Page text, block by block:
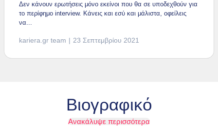
Δεν κάνουν ερωτήσεις μόνο εκείνοι που θα σε υποδεχθούν για
το περίφημο interview. Κάνεις και εσύ και μάλιστα, οφείλεις
να...
kariera.gr team 23 Σεπτεμβρίου 2021
Βιογραφικό
Ανακάλυψε περισσότερα